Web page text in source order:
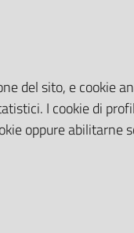
del sito, e cookie
I cookie di
oppure abilitarne